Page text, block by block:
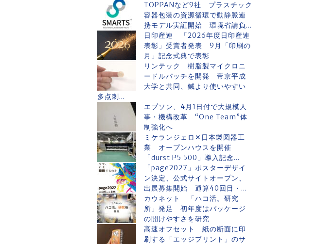
TOPPANなど9社 プラスチック
容器包装の資源循環で動静脈連
携モデル実証開始 環境省請負...
日印産連 「2026年度日印産連
表彰」受賞者発表 9月「印刷の
月」記念式典で表彰
リンテック 樹脂製マイクロニ
ードルパッチを開発 帝京平成
大学と共同、鍼より使いやすい
多点刺...
エプソン、4月1日付で大規模人
事・機構改革 “One Team”体
制強化へ
ミケランジェロ✕日本製図器工
業 オープンハウスを開催
「durst P5 500」導入記念...
「page2027」ポスターデザイ
ン決定、公式サイトオープン、
出展募集開始 通算40回目・...
カウネット 「ハコ活。研究
所」発足 初年度はパッケージ
の開けやすさを研究
高速オフセット 紙の断面に印
刷する「エッジプリント」のサ